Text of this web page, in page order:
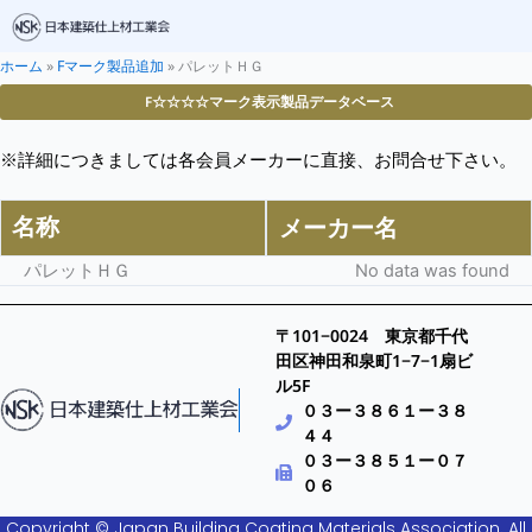
ホーム » Fマーク製品追加 »パレットＨＧ
F☆☆☆☆マーク表示製品データベース
※詳細につきましては各会員メーカーに直接、お問合せ下さい。
名称 メーカー名
パレットＨＧ No data was found
〒101−0024 東京都千代
田区神田和泉町1−7−1扇ビ
ル5F
０３ー３８６１ー３８
４４
０３ー３８５１ー０７
０６